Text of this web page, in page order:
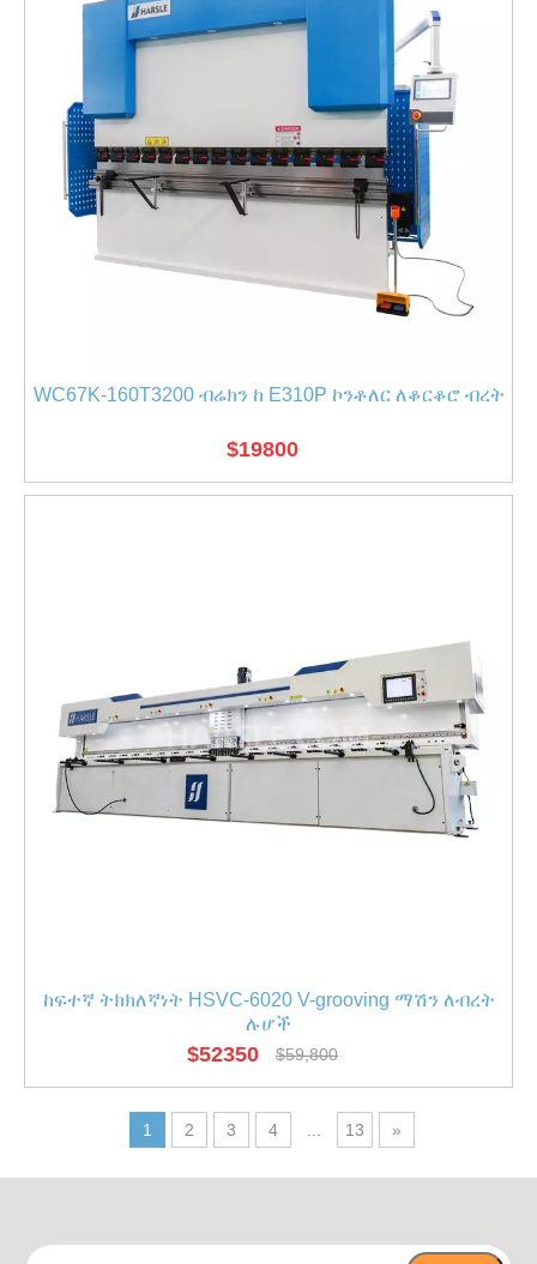
WC67K-160T3200 ብሬክን ከ E310P ኮንቶለር ለቆርቆሮ ብረት
$19800
ከፍተኛ ትክክለኛነት HSVC-6020 V-grooving ማሽን ለብረት
ሉሆች
$52350 $59,800
1 2 3 4 13 »